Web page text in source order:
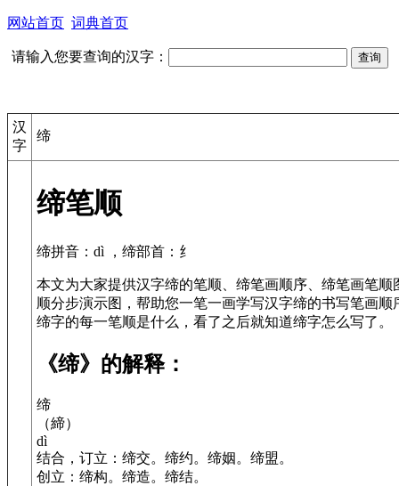
网站首页 词典首页
请输入您要查询的汉字：
汉
字
缔
缔笔顺
缔拼音：dì ，缔部首：纟
本文为大家提供汉字缔的笔顺、缔笔画顺序、缔笔画笔顺
顺分步演示图，帮助您一笔一画学写汉字缔的书写笔画顺
缔字的每一笔顺是什么，看了之后就知道缔字怎么写了。
《缔》的解释：
缔
（締）
dì
结合，订立：缔交。缔约。缔姻。缔盟。
创立：缔构。缔造。缔结。